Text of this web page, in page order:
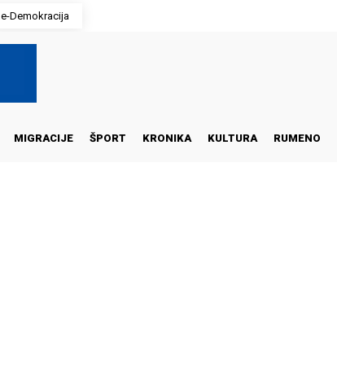
e-Demokracija
MIGRACIJE ŠPORT KRONIKA KULTURA RUMENO